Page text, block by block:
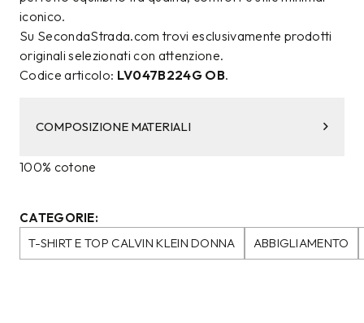
iconico.
Su SecondaStrada.com trovi esclusivamente prodotti
originali selezionati con attenzione.
Codice articolo: LV047B224G OB.
COMPOSIZIONE MATERIALI
100% cotone
CATEGORIE:
T-SHIRT E TOP CALVIN KLEIN DONNA
ABBIGLIAMENTO